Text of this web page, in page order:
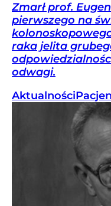
Zmarł prof.
pierwszego na
raka jelita
odwagi.
Aktualności